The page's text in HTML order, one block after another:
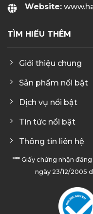
Website:
TÌM HIỂU THÊM
Giới thiệu chung
Sản phẩm nổi bật
Dịch vụ nổi bật
Tin tức nổi bật
Thông tin liên hệ
*** Giấy chứng nhận
ngày 23/12/2005